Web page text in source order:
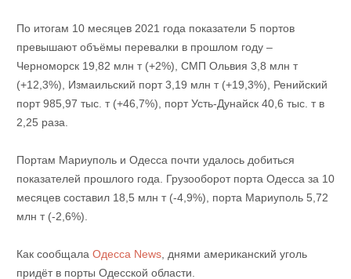
По итогам 10 месяцев 2021 года показатели 5 портов
превышают объёмы перевалки в прошлом году –
Черноморск 19,82 млн т (+2%), СМП Ольвия 3,8 млн т
(+12,3%), Измаильский порт 3,19 млн т (+19,3%), Ренийский
порт 985,97 тыс. т (+46,7%), порт Усть-Дунайск 40,6 тыс. т в
2,25 раза.
Портам Мариуполь и Одесса почти удалось добиться
показателей прошлого года. Грузооборот порта Одесса за 10
месяцев составил 18,5 млн т (-4,9%), порта Мариуполь 5,72
млн т (-2,6%).
Как сообщала Одесса News, днями американский уголь
придёт в порты Одесской области.